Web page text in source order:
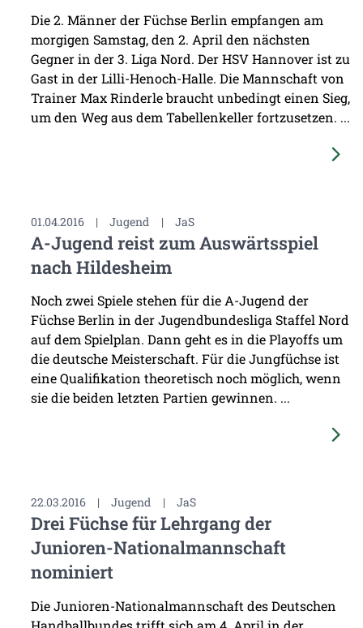
Die 2. Männer der Füchse Berlin empfangen am
morgigen Samstag, den 2. April den nächsten
Gegner in der 3. Liga Nord. Der HSV Hannover ist zu
Gast in der Lilli-Henoch-Halle. Die Mannschaft von
Trainer Max Rinderle braucht unbedingt einen Sieg,
um den Weg aus dem Tabellenkeller fortzusetzen. ...
01.04.2016 | Jugend | JaS
A-Jugend reist zum Auswärtsspiel
nach Hildesheim
Noch zwei Spiele stehen für die A-Jugend der
Füchse Berlin in der Jugendbundesliga Staffel Nord
auf dem Spielplan. Dann geht es in die Playoffs um
die deutsche Meisterschaft. Für die Jungfüchse ist
eine Qualifikation theoretisch noch möglich, wenn
sie die beiden letzten Partien gewinnen. ...
22.03.2016 | Jugend | JaS
Drei Füchse für Lehrgang der
Junioren-Nationalmannschaft
nominiert
Die Junioren-Nationalmannschaft des Deutschen